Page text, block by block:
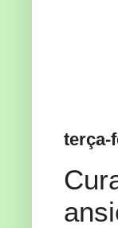
terça-